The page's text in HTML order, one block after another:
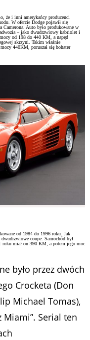
że i inni amerykańcy producenci
W ofercie Dodge pojawił się
Camerona. Auto było produkowane w
– jako dwudrzwiowy kabriolet i
od 198 do 440 KM, a napęd
skrzyni. Takim właśnie
440KM, poruszał się bohater
od 1984 do 1996 roku. Jak
coupe. Samochód był
roku miał on 390 KM, a potem jego moc
było przez dwóch
Crocketa (Don
Michael Tomas),
Serial ten